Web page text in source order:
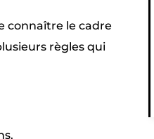
connaître le cadre
règles qui